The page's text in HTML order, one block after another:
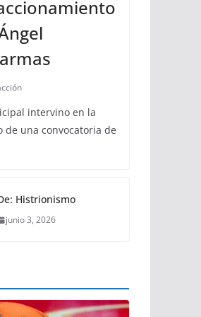
intervino en la
de una convocatoria de
Histrionismo
junio 3, 2026